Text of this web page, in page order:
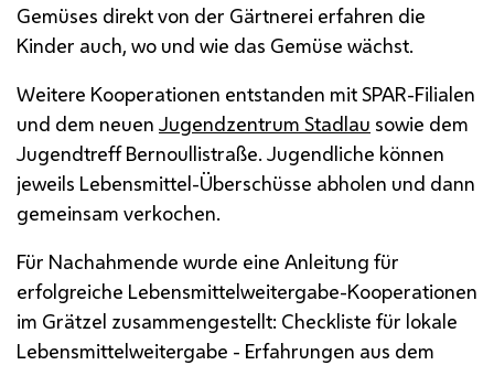
Gemüses direkt von der Gärtnerei erfahren die
Kinder auch, wo und wie das Gemüse wächst.
Weitere Kooperationen entstanden mit SPAR-Filialen
und dem neuen Jugendzentrum Stadlau sowie dem
Jugendtreff Bernoullistraße. Jugendliche können
jeweils Lebensmittel-Überschüsse abholen und dann
gemeinsam verkochen.
Für Nachahmende wurde eine Anleitung für
erfolgreiche Lebensmittelweitergabe-Kooperationen
im Grätzel zusammengestellt: Checkliste für lokale
Lebensmittelweitergabe - Erfahrungen aus dem